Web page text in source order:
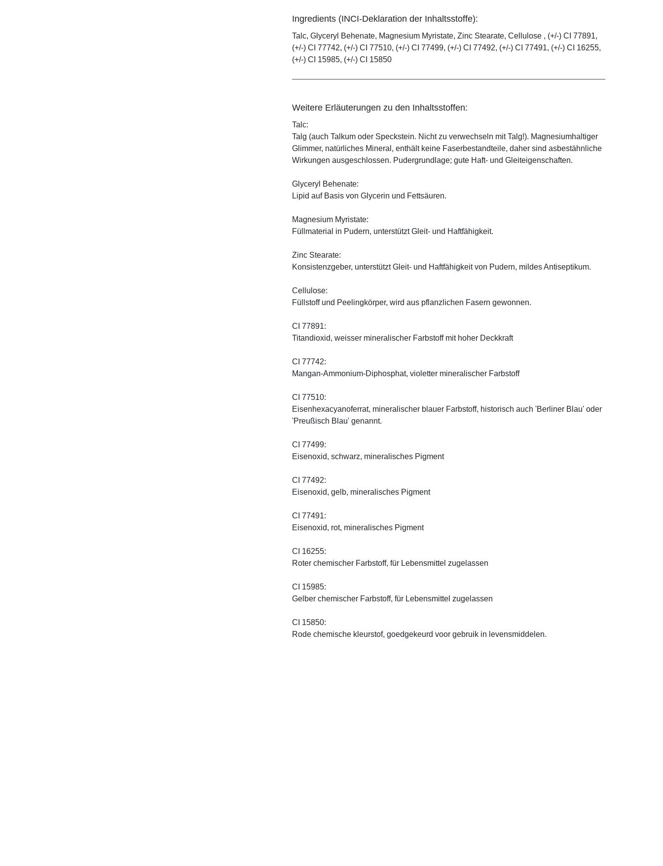
Ingredients (INCI-Deklaration der Inhaltsstoffe):
Talc, Glyceryl Behenate, Magnesium Myristate, Zinc Stearate, Cellulose , (+/-) CI 77891,
(+/-) CI 77742, (+/-) CI 77510, (+/-) CI 77499, (+/-) CI 77492, (+/-) CI 77491, (+/-) CI 16255,
(+/-) CI 15985, (+/-) CI 15850
Weitere Erläuterungen zu den Inhaltsstoffen:
Talc:
Talg (auch Talkum oder Speckstein. Nicht zu verwechseln mit Talg!). Magnesiumhaltiger
Glimmer, natürliches Mineral, enthält keine Faserbestandteile, daher sind asbestähnliche
Wirkungen ausgeschlossen. Pudergrundlage; gute Haft- und Gleiteigenschaften.
Glyceryl Behenate:
Lipid auf Basis von Glycerin und Fettsäuren.
Magnesium Myristate:
Füllmaterial in Pudern, unterstützt Gleit- und Haftfähigkeit.
Zinc Stearate:
Konsistenzgeber, unterstützt Gleit- und Haftfähigkeit von Pudern, mildes Antiseptikum.
Cellulose:
Füllstoff und Peelingkörper, wird aus pflanzlichen Fasern gewonnen.
CI 77891:
Titandioxid, weisser mineralischer Farbstoff mit hoher Deckkraft
CI 77742:
Mangan-Ammonium-Diphosphat, violetter mineralischer Farbstoff
CI 77510:
Eisenhexacyanoferrat, mineralischer blauer Farbstoff, historisch auch 'Berliner Blau' oder
'Preußisch Blau' genannt.
CI 77499:
Eisenoxid, schwarz, mineralisches Pigment
CI 77492:
Eisenoxid, gelb, mineralisches Pigment
CI 77491:
Eisenoxid, rot, mineralisches Pigment
CI 16255:
Roter chemischer Farbstoff, für Lebensmittel zugelassen
CI 15985:
Gelber chemischer Farbstoff, für Lebensmittel zugelassen
CI 15850:
Rode chemische kleurstof, goedgekeurd voor gebruik in levensmiddelen.